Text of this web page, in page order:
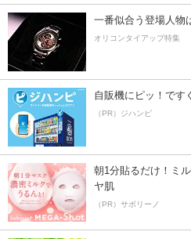
一番似合う登場人物
オリコンタイアップ特集
自販機にピッ！です
（PR）ジハンピ
朝1分貼るだけ！ミ
ヤ肌
（PR）サボリーノ